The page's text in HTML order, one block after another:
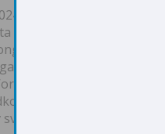
začelo gonganje in kje
ne morejo udeležiti? “
do 5:30 naslednji
poskrbeli za čim
Gong Puja Day, kjer
Naj omenim še, da bo
studiu v Ljubljani,